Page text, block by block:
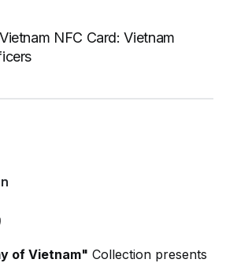
NFC Card: Vietnam
of Vietnam" Collection presents